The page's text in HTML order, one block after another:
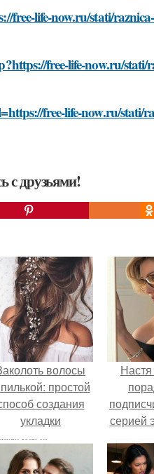
free-life-now.ru/stati/
free-life-now.ru/stati/
free-life-now.ru/stati/
с друзьями!
волосы
простой
создания
укладки
серией